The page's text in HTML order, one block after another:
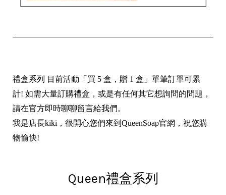
禮盒系列 目前活動「買 5 盒，贈 1 盒」單筆訂單可累
計! 如需大量訂購禮盒，或是有任何其它想詢問的問題，
請在官方即時聊聊留言給我們。
我是店長kiki，很開心您們來到QueenSoap官網，祝您購
物愉快!
Queen禮盒系列